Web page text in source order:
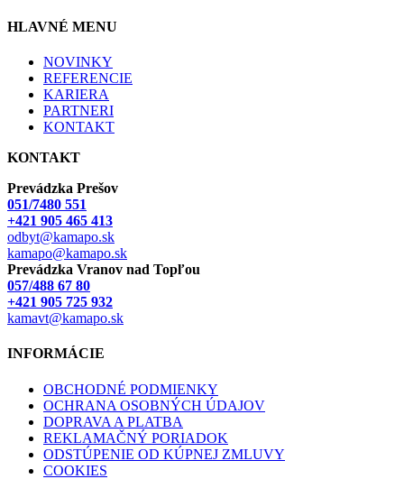
HLAVNÉ MENU
NOVINKY
REFERENCIE
KARIERA
PARTNERI
KONTAKT
KONTAKT
Prevádzka Prešov
051/7480 551
+421 905 465 413
odbyt@kamapo.sk
kamapo@kamapo.sk
Prevádzka Vranov nad Topľou
057/488 67 80
+421 905 725 932
kamavt@kamapo.sk
INFORMÁCIE
OBCHODNÉ PODMIENKY
OCHRANA OSOBNÝCH ÚDAJOV
DOPRAVA A PLATBA
REKLAMAČNÝ PORIADOK
ODSTÚPENIE OD KÚPNEJ ZMLUVY
COOKIES